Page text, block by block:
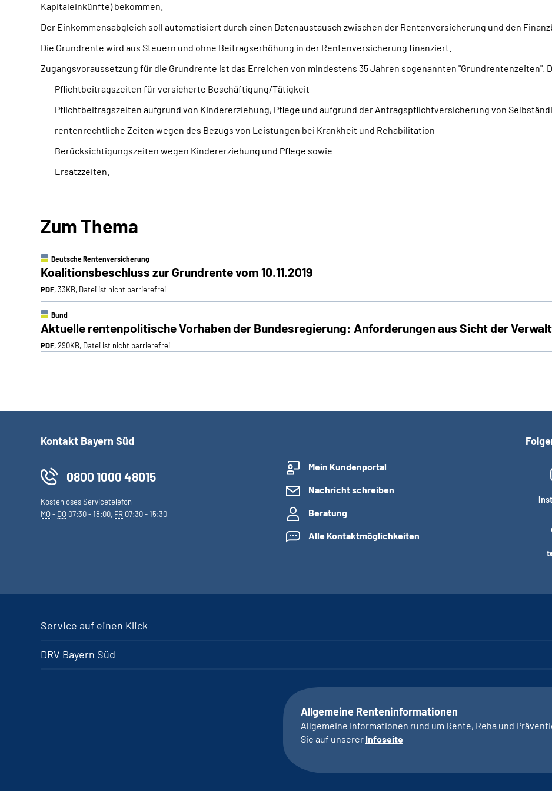
Kapitaleinkünfte) bekommen.
Der Einkommensabgleich soll automatisiert durch einen Datenaustausch zwischen der Rentenversicherung und den
Die Grundrente wird aus Steuern und ohne Beitragserhöhung in der Rentenversicherung finanziert.
Zugangsvoraussetzung für die Grundrente ist das Erreichen von mindestens 35 Jahren sogenannten "Grundrentenzeiten".
Pflichtbeitragszeiten für versicherte Beschäftigung/Tätigkeit
Pflichtbeitragszeiten aufgrund von Kindererziehung, Pflege und aufgrund der Antragspflichtversicherung von
rentenrechtliche Zeiten wegen des Bezugs von Leistungen bei Krankheit und Rehabilitation
Berücksichtigungszeiten wegen Kindererziehung und Pflege sowie
Ersatzzeiten.
Zum Thema
Deutsche Rentenversicherung
Koalitionsbeschluss zur Grundrente vom 10.11.2019
PDF, 33KB, Datei ist nicht barrierefrei
Bund
Aktuelle rentenpolitische Vorhaben der Bundesregierung: Anforderungen aus Sicht der
PDF, 290KB, Datei ist nicht barrierefrei
Kontakt Bayern Süd
0800 1000 48015
Kostenloses Servicetelefon
MO- DO 07:30 - 18:00, FR 07:30 - 15:30
Mein Kundenportal
Nachricht schreiben
Beratung
Alle Kontaktmöglichkeiten
Service auf einen Klick
DRV Bayern Süd
Allgemeine Renteninformationen
Allgemeine Informationen rund um Rente, Reha und
Sie auf unserer Infoseite